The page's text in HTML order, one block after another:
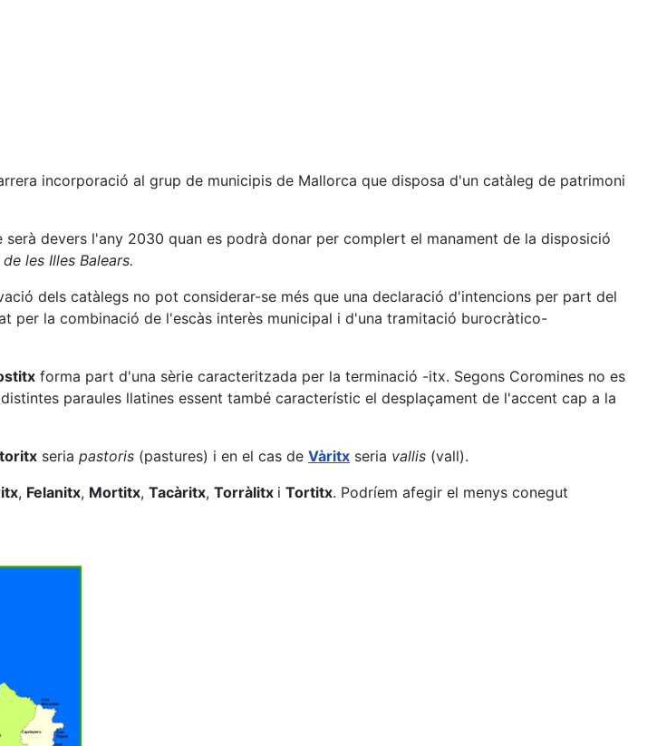
incorporació al grup de municipis de Mallorca que disposa d'un catàleg de patrimoni
devers l'any 2030 quan es podrà donar per complert el manament de la disposició
les Illes Balears.
dels catàlegs no pot considerar-se més que una declaració d'intencions per part del
per la combinació de l'escàs interès municipal i d'una tramitació burocràtico-
forma part d'una sèrie caracteritzada per la terminació -itx. Segons Coromines no es
paraules llatines essent també característic el desplaçament de l'accent cap a la
seria pastoris (pastures) i en el cas de Vàritx seria vallis (vall).
, Felanitx, Mortitx, Tacàritx, Torràlitx i Tortitx. Podríem afegir el menys conegut